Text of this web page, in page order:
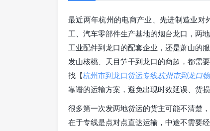
最近两年杭州的电商产业、先进制造业
工、汽车零部件生产基地的烟台龙口，两
工业配件到龙口的配套企业，还是萧山的
发山核桃、天目笋干到龙口的商超，都需
找【杭州市到龙口货运专线杭州市到龙口
靠谱的运输方案，避免出现时效延误、货
很多第一次发两地货运的货主可能不清楚
在于专线是点对点直达运输，中途不需要